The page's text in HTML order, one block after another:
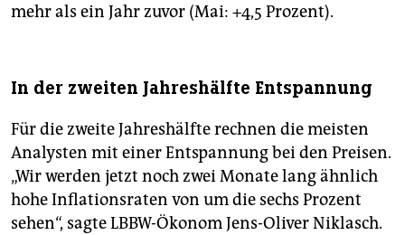
mehr als ein Jahr zuvor (Mai: +4,5 Prozent).
In der zweiten Jahreshälfte Entspannung
Für die zweite Jahreshälfte rechnen die meisten
Analysten mit einer Entspannung bei den Preisen.
„Wir werden jetzt noch zwei Monate lang ähnlich
hohe Inflationsraten von um die sechs Prozent
sehen“, sagte LBBW-Ökonom Jens-Oliver Niklasch.